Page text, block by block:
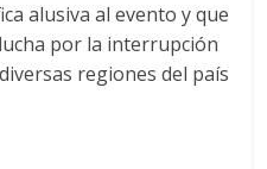
alusiva al evento y que
por la interrupción
regiones del país